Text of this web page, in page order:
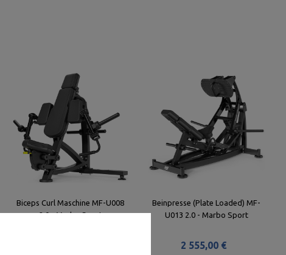
Biceps Curl Maschine MF-U008
2.0 - Marbo Sport
Beinpresse (Plate Loaded) MF-
U013 2.0 - Marbo Sport
2 555,00 €